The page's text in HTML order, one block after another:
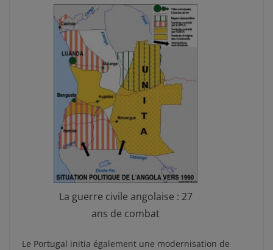
La guerre civile angolaise : 27
ans de combat
Le Portugal initia également une modernisation de